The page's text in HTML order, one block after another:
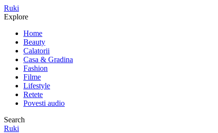
Meniu
Ruki
Cauta
Explore
Home
Beauty
Calatorii
Casa & Gradina
Fashion
Filme
Lifestyle
Retete
Povesti audio
Search
Ruki